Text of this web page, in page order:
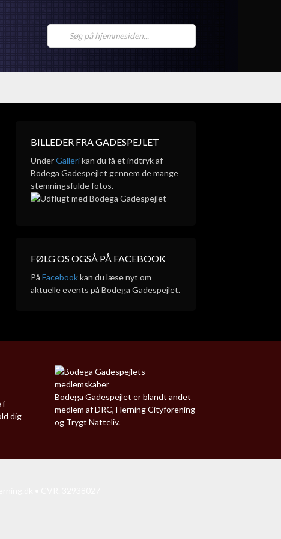
BILLEDER FRA GADESPEJLET
UnderGallerikan du få et indtryk af
Bodega Gadespejlet gennem de mange
stemningsfulde fotos.
FØLG OS OGSÅ PÅ FACEBOOK
På Facebookkan du læse nyt om
aktuelle events på Bodega Gadespejlet.
i
dig
Bodega Gadespejlet er blandt andet
medlem af DRC, Herning Cityforening
og Trygt Natteliv.